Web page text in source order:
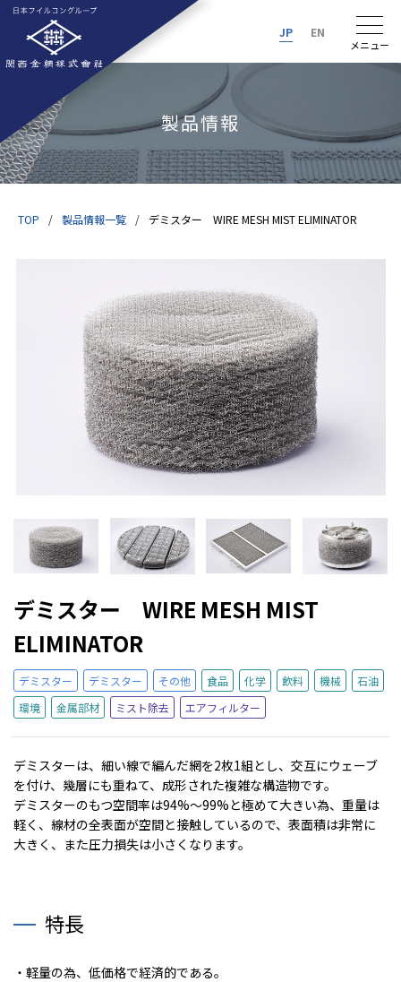
JP EN
製品情報
TOP 製品情報一覧 デミスター WIRE MESH MIST ELIMINATOR
デミスター WIRE MESH MIST
ELIMINATOR
デミスター デミスター その他 食品 化学 飲料 機械
石油
環境
金属部材 ミスト除去 エアフィルター
デミスターは、細い線で編んだ網を2枚1組とし、交互にウェーブ
を付け、幾層にも重ねて、成形された複雑な構造物です。
デミスターのもつ空間率は94%～99%と極めて大きい為、重量は
軽く、線材の全表面が空間と接触しているので、表面積は非常に
大きく、また圧力損失は小さくなります。
特長
・軽量の為、低価格で経済的である。